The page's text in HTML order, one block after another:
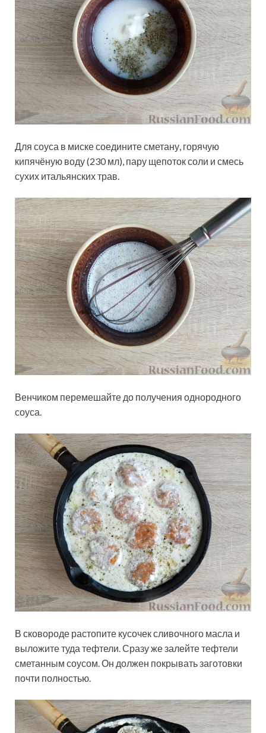
Для соуса в миске соедините сметану, горячую
кипячёную воду (230 мл), пару щепоток соли и смесь
сухих итальянских трав.
Венчиком перемешайте до получения однородного
соуса.
В сковороде растопите кусочек сливочного масла и
выложите туда тефтели. Сразу же залейте тефтели
сметанным соусом. Он должен покрывать заготовки
почти полностью.